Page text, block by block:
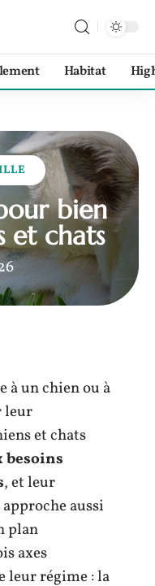
Habitat
bien
et chats
à un chien ou à
leur
et chats
besoins
, et leur
aussi
plan
axes
leur régime : la